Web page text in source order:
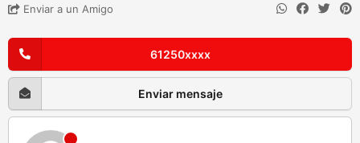
Enviar a un Amigo
61250xxxx
Enviar mensaje